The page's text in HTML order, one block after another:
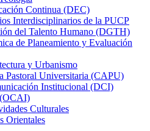
Continua (DEC)
Interdisciplinarios de la PUCP
del Talento Humano (DGTH)
de Planeamiento y Evaluación
y Urbanismo
Pastoral Universitaria (CAPU)
Institucional (DCI)
Culturales
Orientales